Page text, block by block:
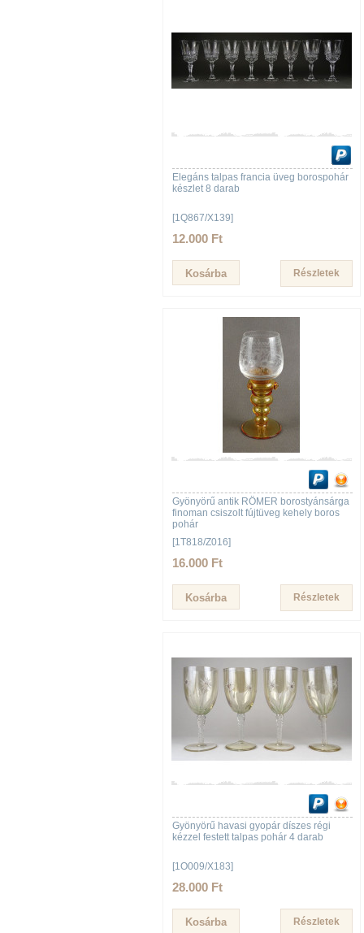
Elegáns talpas francia üveg borospohár
készlet 8 darab
[1Q867/X139]
12.000 Ft
Részletek
Gyönyörű antik RÖMER borostyánsárga
finoman csiszolt fújtüveg kehely boros
pohár
[1T818/Z016]
16.000 Ft
Részletek
Gyönyörű havasi gyopár díszes régi
kézzel festett talpas pohár 4 darab
[1O009/X183]
28.000 Ft
Részletek